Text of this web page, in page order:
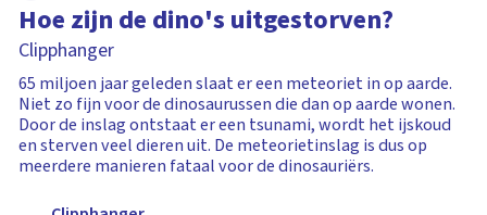
Hoe zijn de dino's uitgestorven?
Clipphanger
65 miljoen jaar geleden slaat er een meteoriet in op aarde.
Niet zo fijn voor de dinosaurussen die dan op aarde wonen.
Door de inslag ontstaat er een tsunami, wordt het ijskoud
en sterven veel dieren uit. De meteorietinslag is dus op
meerdere manieren fataal voor de dinosauriërs.